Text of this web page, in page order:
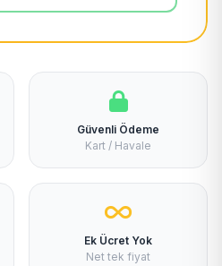
Güvenli Ödeme
Kart / Havale
Ek Ücret Yok
Net tek fiyat